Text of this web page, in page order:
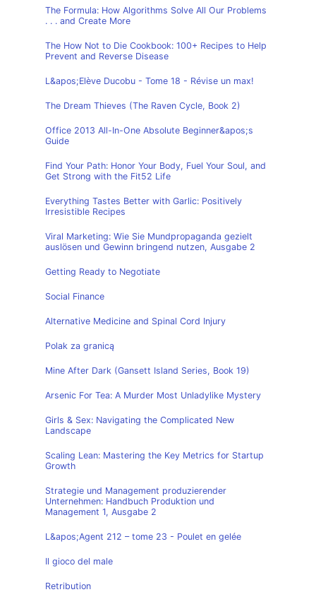
The Formula: How Algorithms Solve All Our Problems
. . . and Create More
The How Not to Die Cookbook: 100+ Recipes to Help
Prevent and Reverse Disease
L&apos;Elève Ducobu - Tome 18 - Révise un max!
The Dream Thieves (The Raven Cycle, Book 2)
Office 2013 All-In-One Absolute Beginner&apos;s
Guide
Find Your Path: Honor Your Body, Fuel Your Soul, and
Get Strong with the Fit52 Life
Everything Tastes Better with Garlic: Positively
Irresistible Recipes
Viral Marketing: Wie Sie Mundpropaganda gezielt
auslösen und Gewinn bringend nutzen, Ausgabe 2
Getting Ready to Negotiate
Social Finance
Alternative Medicine and Spinal Cord Injury
Polak za granicą
Mine After Dark (Gansett Island Series, Book 19)
Arsenic For Tea: A Murder Most Unladylike Mystery
Girls & Sex: Navigating the Complicated New
Landscape
Scaling Lean: Mastering the Key Metrics for Startup
Growth
Strategie und Management produzierender
Unternehmen: Handbuch Produktion und
Management 1, Ausgabe 2
L&apos;Agent 212 – tome 23 - Poulet en gelée
Il gioco del male
Retribution